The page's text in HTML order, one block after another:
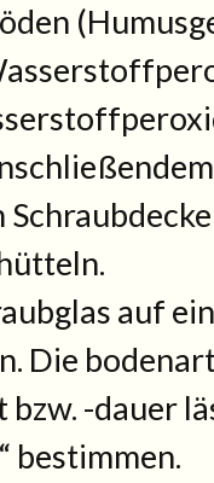
auf
Die
-dauer
bestimmen.